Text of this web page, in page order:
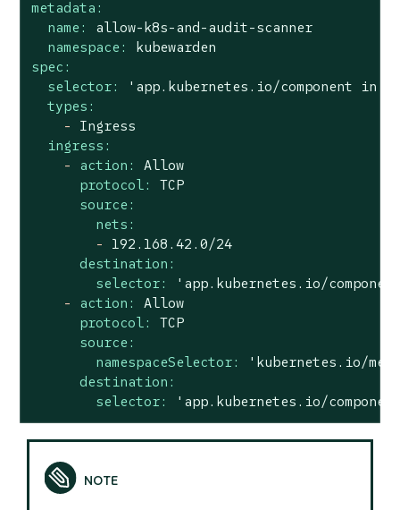
metadata:
name:
allow-k8s-and-audit-scanner
namespace:
kubewarden
spec:
selector:
'app.kubernetes.io/component
types:
-
Ingress
ingress:
-
action:
Allow
protocol:
TCP
source:
nets:
-
192.168 .42 .0/24
destination:
selector:
'app.kubernetes.io/
-
action:
Allow
protocol:
TCP
source:
namespaceSelector:
'kubernetes.io/
destination:
selector:
'app.kubernetes.io/